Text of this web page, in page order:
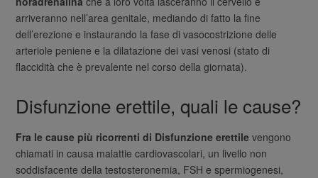
arriveranno nell’area genitale, mediando di fatto la fine
dell’erezione e instaurando la fase di vasocostrizione delle
arteriole peniene e la dilatazione dei vasi venosi (stato di
flaccidità che è prevalente nel corso della giornata).
Disfunzione erettile, quali le cause?
Fra le cause più ricorrenti di Disfunzione erettile vengono
chiamati in causa malattie cardiovascolari, un livello non
soddisfacente della testosteronemia, FSH e spermiogenesi,